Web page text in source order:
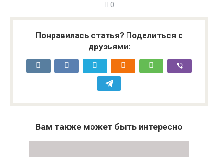
0
Понравилась статья? Поделиться с
друзьями:
Вам также может быть интересно